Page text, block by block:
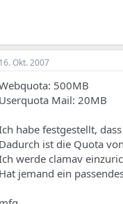
16. Okt. 2007
500MB
Userquota Mail: 20MB
habe festgestellt,
Dadurch ist die Quota
werde clamav
Hat jemand ein